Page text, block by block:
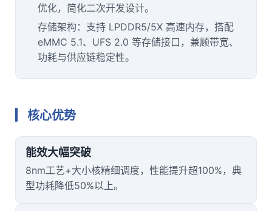
优化，简化二次开发设计。
存储架构：支持 LPDDR5/5X 高速内存，搭配
eMMC 5.1、UFS 2.0 等存储接口，兼顾带宽、
功耗与供应链稳定性。
核心优势
能效大幅突破
8nm工艺+大小核精细调度，性能提升超100%，典
型功耗降低50%以上。